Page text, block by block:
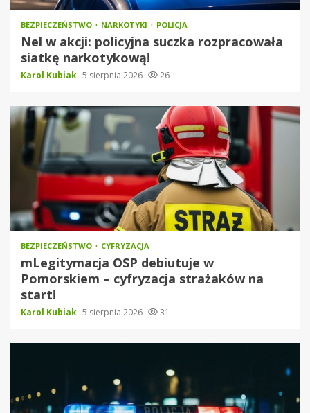
BEZPIECZEŃSTWO NARKOTYKI POLICJA
Nel w akcji: policyjna suczka rozpracowała
siatkę narkotykową!
Karol Kubiak 5 sierpnia 2026 26
BEZPIECZEŃSTWO CYFRYZACJA
mLegitymacja OSP debiutuje w
Pomorskiem – cyfryzacja strażaków na
start!
Karol Kubiak 5 sierpnia 2026 31